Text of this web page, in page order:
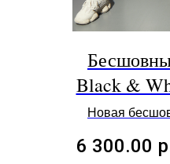
Black &
Новая
исполнении
6 300.00